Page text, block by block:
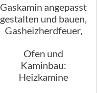
Gaskamin angepasst
gestalten und bauen,
Gasheizherdfeuer,
Ofen und
Kaminbau:
Heizkamine